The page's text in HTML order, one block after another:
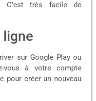
C’est très facile de
ligne
sur Google Play ou
vous à votre compte
pour créer un nouveau